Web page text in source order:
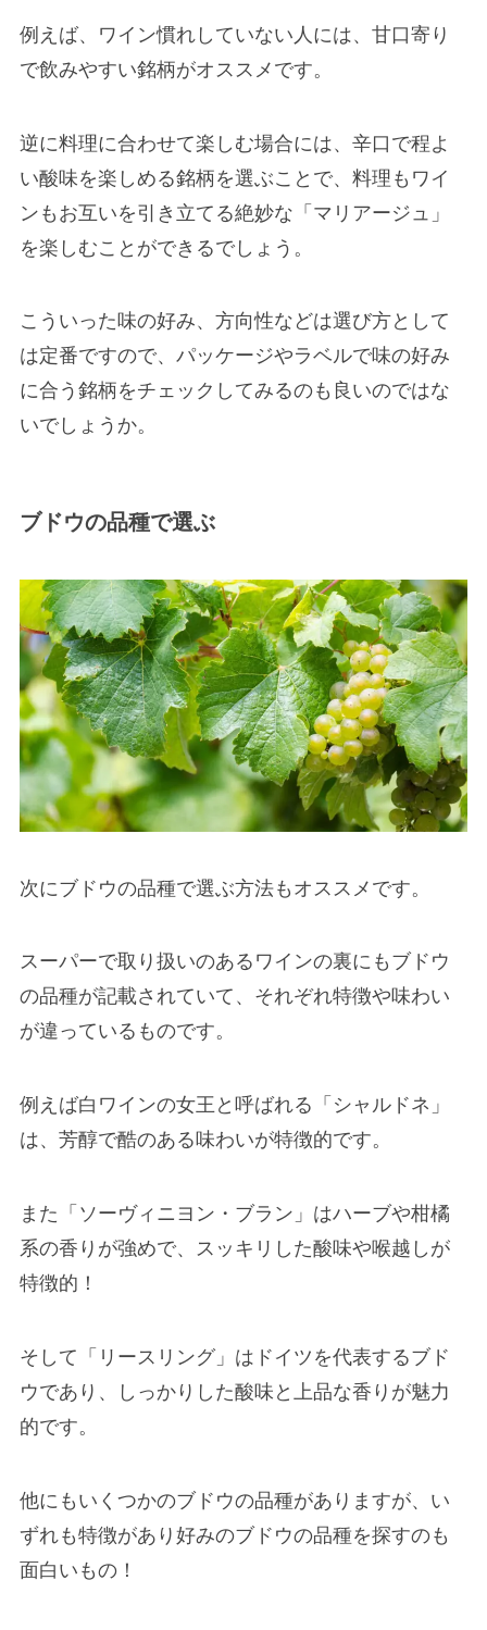
例えば、ワイン慣れしていない人には、甘口寄り
で飲みやすい銘柄がオススメです。
逆に料理に合わせて楽しむ場合には、辛口で程よ
い酸味を楽しめる銘柄を選ぶことで、料理もワイ
ンもお互いを引き立てる絶妙な「マリアージュ」
を楽しむことができるでしょう。
こういった味の好み、方向性などは選び方として
は定番ですので、パッケージやラベルで味の好み
に合う銘柄をチェックしてみるのも良いのではな
いでしょうか。
ブドウの品種で選ぶ
次にブドウの品種で選ぶ方法もオススメです。
スーパーで取り扱いのあるワインの裏にもブドウ
の品種が記載されていて、それぞれ特徴や味わい
が違っているものです。
例えば白ワインの女王と呼ばれる「シャルドネ」
は、芳醇で酷のある味わいが特徴的です。
また「ソーヴィニヨン・ブラン」はハーブや柑橘
系の香りが強めで、スッキリした酸味や喉越しが
特徴的！
そして「リースリング」はドイツを代表するブド
ウであり、しっかりした酸味と上品な香りが魅力
的です。
他にもいくつかのブドウの品種がありますが、い
ずれも特徴があり好みのブドウの品種を探すのも
面白いもの！